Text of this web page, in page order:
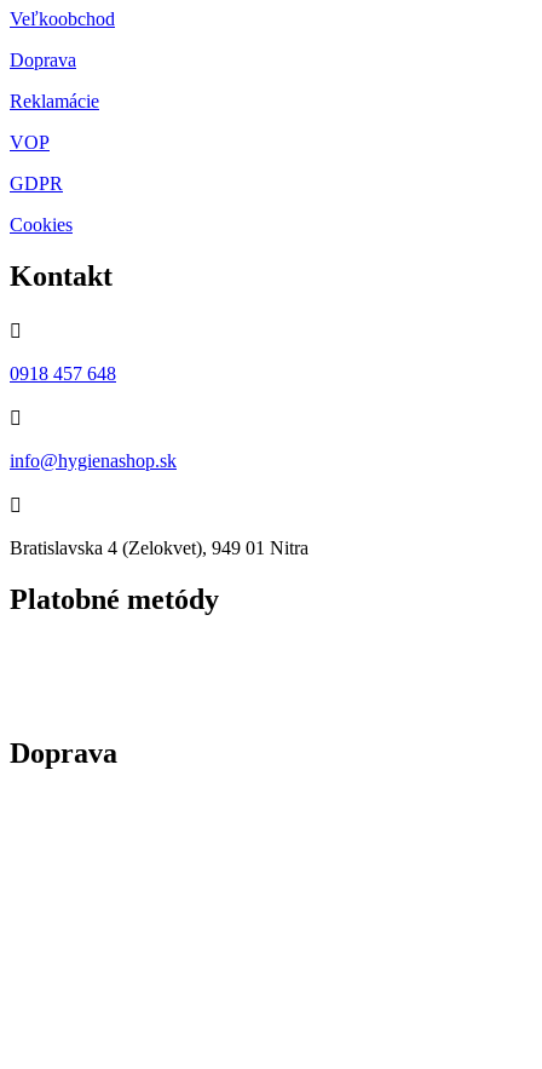
Veľkoobchod
Doprava
Reklamácie
VOP
GDPR
Cookies
Kontakt

0918 457 648

info@hygienashop.sk

Bratislavska 4 (Zelokvet), 949 01 Nitra
Platobné metódy
Doprava